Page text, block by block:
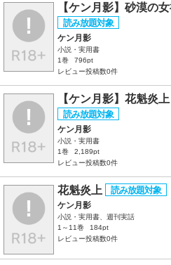
【ケン月影】砂漠の
ケン月影
小説・実用書
1巻
796pt
レビュー投稿数0件
【ケン月影】花魁炎
ケン月影
小説・実用書
1巻
2,189pt
レビュー投稿数0件
花魁炎上
ケン月影
小説・実用書、週刊実話
1～11巻
184pt
レビュー投稿数0件